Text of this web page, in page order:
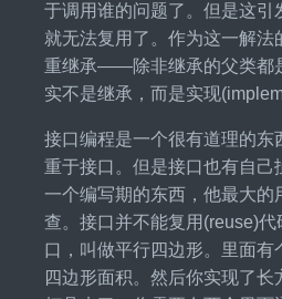
于调用谁的问题了。但是这
就无法复用了。作为这一解法
重继承——除非继承的父类都
实不是继承，而是实现
接口编程是一个很有道理的东
重于接口。但是接口也有自
一个编写期的东西，他最大的
查。接口并不能复用(reuse)
口，叫做平行四边形。里面有
四边形面积。然后你实现了